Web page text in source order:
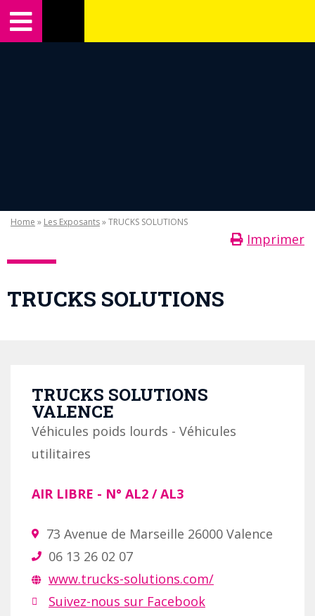
Home » Les Exposants» TRUCKS SOLUTIONS
Imprimer
TRUCKS SOLUTIONS
TRUCKS SOLUTIONS
VALENCE
Véhicules poids lourds - Véhicules
utilitaires
AIR LIBRE - N° AL2 / AL3
73 Avenue de Marseille 26000 Valence
06 13 26 02 07
www.trucks-solutions.com/
Suivez-nous sur Facebook